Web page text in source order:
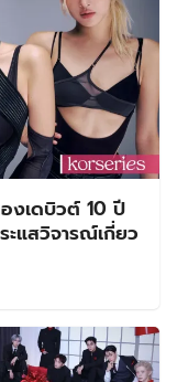
งเดบิวต์ 10 ปี
แสวิจารณ์เกี่ยว